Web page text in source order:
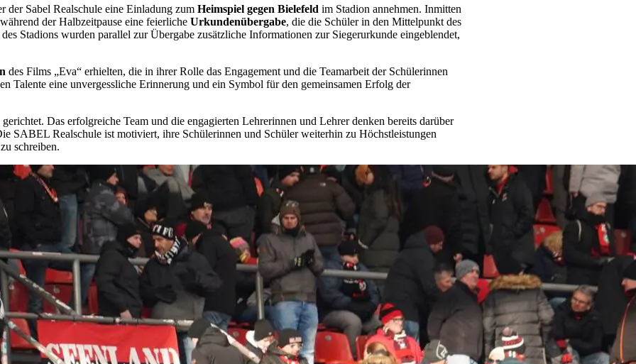
der Sabel Realschule eine Einladung zum Heimspiel gegen Bielefeld im Stadion annehmen. Inmitten
der Halbzeitpause eine feierliche Urkundenübergabe, die die Schüler in den Mittelpunkt des
Stadions wurden parallel zur Übergabe zusätzliche Informationen zur Siegerurkunde eingeblendet,
des Films „Eva“ erhielten, die in ihrer Rolle das Engagement und die Teamarbeit der Schülerinnen
Talente eine unvergessliche Erinnerung und ein Symbol für den gemeinsamen Erfolg der
Das erfolgreiche Team und die engagierten Lehrerinnen und Lehrer denken bereits darüber
SABEL Realschule ist motiviert, ihre Schülerinnen und Schüler weiterhin zu Höchstleistungen
schreiben.